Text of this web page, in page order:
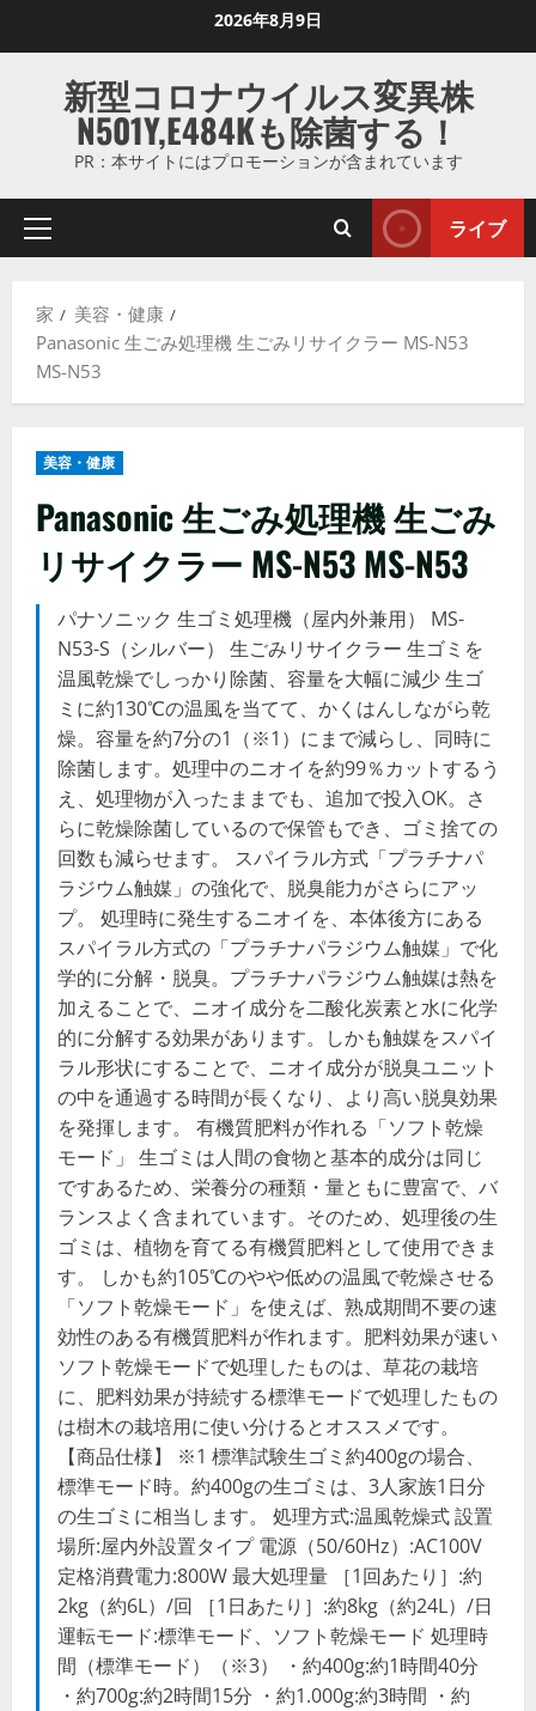
ス
ッ
2026年8月9日
新型コロナウイルス変異株
N501Y,E484Kも除菌する！
PR：本サイトにはプロモーションが含まれています
プ
マ
リ
メ
ー
ライブ
家
美容・健康
Panasonic 生ごみ処理機 生ごみリサイクラー MS-N53
MS-N53
美容・健康
Panasonic 生ごみ処理機 生ごみ
リサイクラー MS-N53 MS-N53
パナソニック 生ゴミ処理機（屋内外兼用） MS-
N53-S（シルバー） 生ごみリサイクラー 生ゴミを
温風乾燥でしっかり除菌、容量を大幅に減少 生ゴ
ミに約130℃の温風を当てて、かくはんしながら乾
燥。容量を約7分の1（※1）にまで減らし、同時に
除菌します。処理中のニオイを約99％カットするう
え、処理物が入ったままでも、追加で投入OK。さ
らに乾燥除菌しているので保管もでき、ゴミ捨ての
回数も減らせます。 スパイラル方式「プラチナパ
ラジウム触媒」の強化で、脱臭能力がさらにアッ
プ。 処理時に発生するニオイを、本体後方にある
スパイラル方式の「プラチナパラジウム触媒」で化
学的に分解・脱臭。プラチナパラジウム触媒は熱を
加えることで、ニオイ成分を二酸化炭素と水に化学
的に分解する効果があります。しかも触媒をスパイ
ラル形状にすることで、ニオイ成分が脱臭ユニット
の中を通過する時間が長くなり、より高い脱臭効果
を発揮します。 有機質肥料が作れる「ソフト乾燥
モード」 生ゴミは人間の食物と基本的成分は同じ
ですあるため、栄養分の種類・量ともに豊富で、バ
ランスよく含まれています。そのため、処理後の生
ゴミは、植物を育てる有機質肥料として使用できま
す。 しかも約105℃のやや低めの温風で乾燥させる
「ソフト乾燥モード」を使えば、熟成期間不要の速
効性のある有機質肥料が作れます。肥料効果が速い
ソフト乾燥モードで処理したものは、草花の栽培
に、肥料効果が持続する標準モードで処理したもの
は樹木の栽培用に使い分けるとオススメです。
【商品仕様】 ※1 標準試験生ゴミ約400gの場合、
標準モード時。約400gの生ゴミは、3人家族1日分
の生ゴミに相当します。 処理方式:温風乾燥式 設置
場所:屋内外設置タイプ 電源（50/60Hz）:AC100V
定格消費電力:800W 最大処理量 ［1回あたり］:約
2kg（約6L）/回 ［1日あたり］:約8kg（約24L）/日
運転モード:標準モード、ソフト乾燥モード 処理時
間（標準モード）（※3） ・約400g:約1時間40分
・約700g:約2時間15分 ・約1.000g:約3時間 ・約